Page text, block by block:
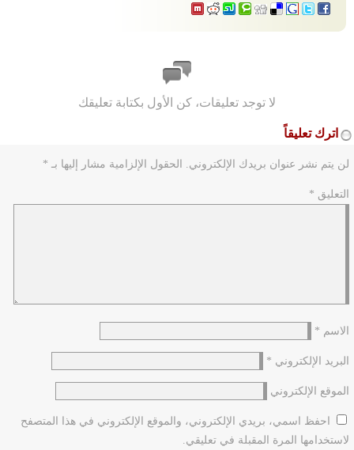
لا توجد تعليقات، كن الأول بكتابة تعليقك
اترك تعليقاً
لن يتم نشر عنوان بريدك الإلكتروني. الحقول الإلزامية مشار إليها بـ *
التعليق *
الاسم *
البريد الإلكتروني *
الموقع الإلكتروني
احفظ اسمي، بريدي الإلكتروني، والموقع الإلكتروني في هذا المتصفح
لاستخدامها المرة المقبلة في تعليقي.